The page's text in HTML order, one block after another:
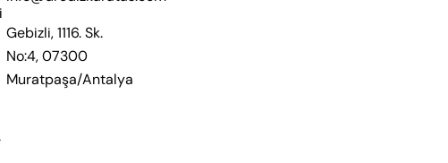
Gebizli, 1116. Sk.
No:4, 07300
Muratpaşa/Antalya